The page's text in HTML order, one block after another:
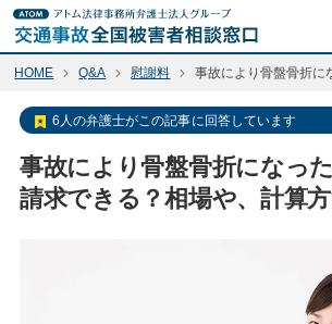
HOME Q&A 慰謝料 事故により骨盤骨折
6人の弁護士がこの記事に回答しています
事故により骨盤骨折になっ
請求できる？相場や、計算